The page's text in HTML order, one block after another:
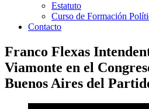
Estatuto
Curso de Formación
Contacto
Franco Flexas
Viamonte en el
Buenos Aires del